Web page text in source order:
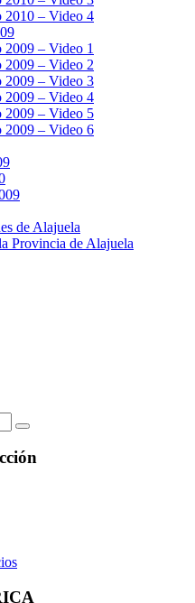
2010 – Video 4
– Video 1
– Video 2
2009 – Video 3
2009 – Video 4
2009 – Video 5
2009 – Video 6
de Alajuela
Provincia de Alajuela